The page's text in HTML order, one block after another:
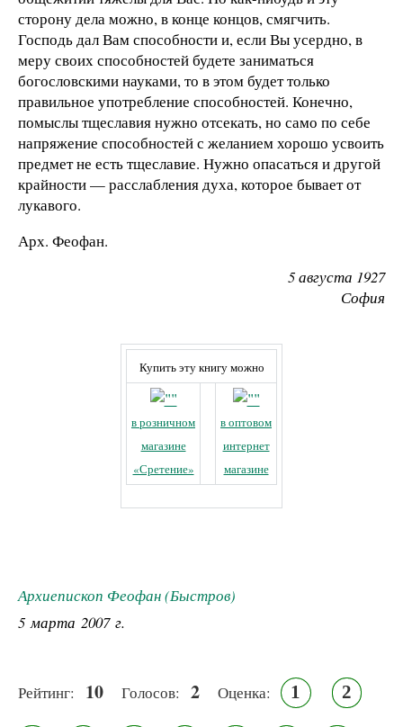
сторону дела можно, в конце концов, смягчить.
Господь дал Вам способности и, если Вы усердно, в
меру своих способностей будете заниматься
богословскими науками, то в этом будет только
правильное употребление способностей. Конечно,
помыслы тщеславия нужно отсекать, но само по себе
напряжение способностей с желанием хорошо усвоить
предмет не есть тщеславие. Нужно опасаться и другой
крайности — расслабления духа, которое бывает от
лукавого.
Арх. Феофан.
5 августа 1927
София
Купить эту книгу можно
в розничном
магазине
«Сретение»
в оптовом
интернет
магазине
Архиепископ Феофан (Быстров)
5 марта 2007 г.
Рейтинг: 10 Голосов: 2 Оценка: 1 2